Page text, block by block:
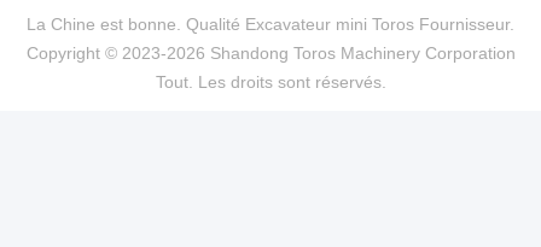
La Chine est bonne. Qualité Excavateur mini Toros Fournisseur.
Copyright © 2023-2026 Shandong Toros Machinery Corporation
Tout. Les droits sont réservés.